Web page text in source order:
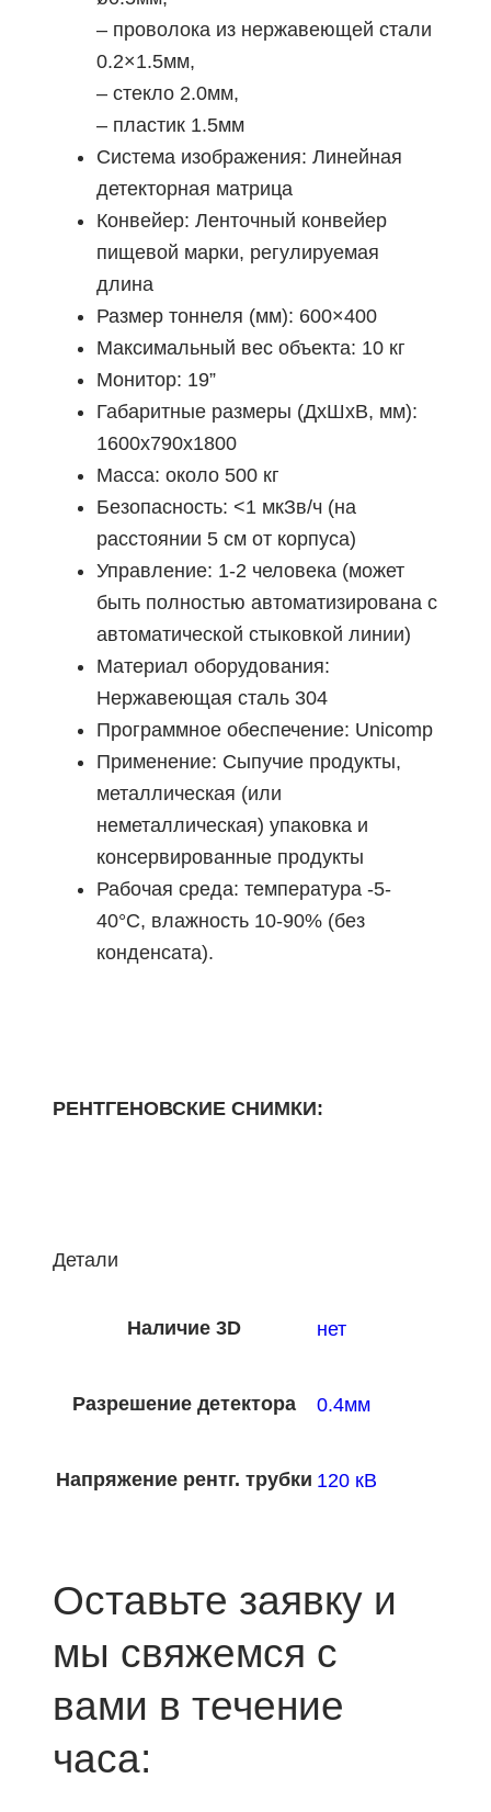
– проволока из нержавеющей стали
0.2×1.5мм,
– стекло 2.0мм,
– пластик 1.5мм
Система изображения: Линейная
детекторная матрица
Конвейер: Ленточный конвейер
пищевой марки, регулируемая
длина
Размер тоннеля (мм): 600×400
Максимальный вес объекта: 10 кг
Монитор: 19”
Габаритные размеры (ДxШxВ, мм):
1600x790x1800
Масса: около 500 кг
Безопасность: <1 мкЗв/ч (на
расстоянии 5 см от корпуса)
Управление: 1-2 человека (может
быть полностью автоматизирована с
автоматической стыковкой линии)
Материал оборудования:
Нержавеющая сталь 304
Программное обеспечение: Unicomp
Применение: Сыпучие продукты,
металлическая (или
неметаллическая) упаковка и
консервированные продукты
Рабочая среда: температура -5-
40°C, влажность 10-90% (без
конденсата).
РЕНТГЕНОВСКИЕ СНИМКИ:
Детали
Наличие 3D нет
Разрешение детектора 0.4мм
Напряжение рентг. трубки 120 кВ
Оставьте заявку и
мы свяжемся с
вами в течение
часа: